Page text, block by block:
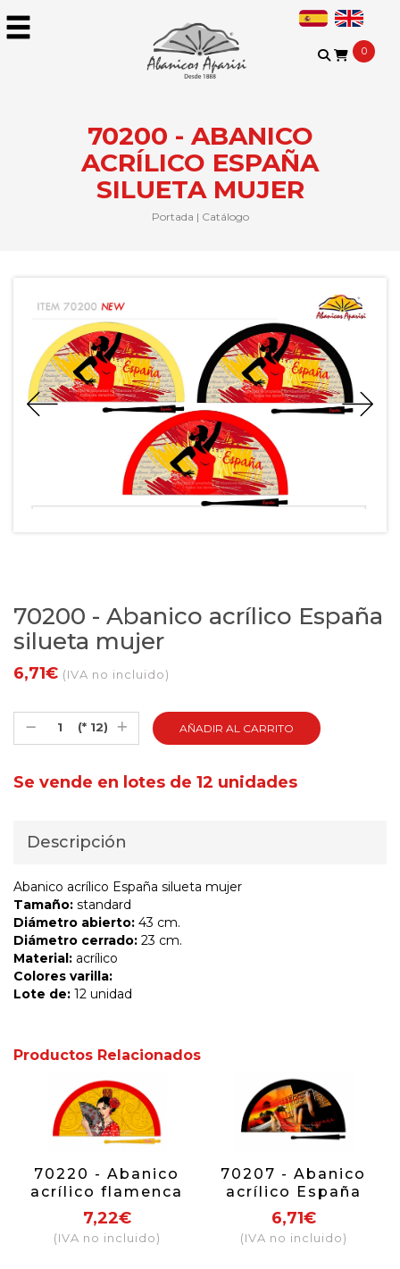
0
70200 - ABANICO
ACRÍLICO ESPAÑA
SILUETA MUJER
Portada | Catálogo
70200 - Abanico acrílico España
silueta mujer
6,71€ (IVA no incluido)
(* 12)
Se vende en lotes de 12 unidades
Descripción
Abanico acrílico España silueta mujer
Tamaño: standard
Diámetro abierto: 43 cm.
Diámetro cerrado: 23 cm.
Material: acrílico
Colores varilla:
Lote de: 12 unidad
Productos Relacionados
70220 - Abanico
acrílico flamenca
enrejado
7,22€
(IVA no incluido)
70207 - Abanico
acrílico España
flamenco
6,71€
(IVA no incluido)